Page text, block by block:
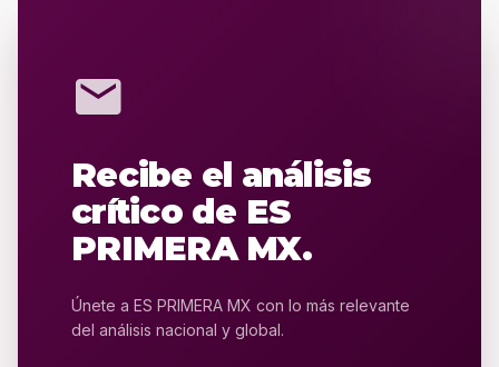
mail
Recibe el análisis
crítico de ES
PRIMERA MX.
Únete a ES PRIMERA MX con lo más relevante
del análisis nacional y global.